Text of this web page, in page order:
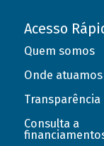
Acesso
Quem somos
Onde atuamos
Transparência
Consulta a